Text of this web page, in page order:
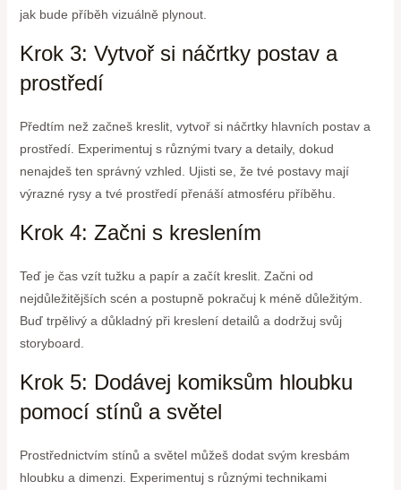
jak bude příběh vizuálně plynout.
Krok 3: Vytvoř si náčrtky postav a
prostředí
Předtím než začneš kreslit, vytvoř si náčrtky hlavních postav a
prostředí. Experimentuj s různými tvary a detaily, dokud
nenajdeš ten správný vzhled. Ujisti se, že tvé postavy mají
výrazné rysy a tvé prostředí přenáší atmosféru příběhu.
Krok 4: Začni s kreslením
Teď je čas vzít tužku a papír a začít kreslit. Začni od
nejdůležitějších scén a postupně pokračuj k méně důležitým.
Buď trpělivý a důkladný při kreslení detailů a dodržuj svůj
storyboard.
Krok 5: Dodávej komiksům hloubku
pomocí stínů a světel
Prostřednictvím stínů a světel můžeš dodat svým kresbám
hloubku a dimenzi. Experimentuj s různými technikami